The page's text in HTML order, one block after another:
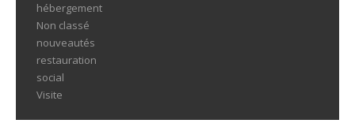
hébergement
Non classé
nouveautés
restauration
social
Visite